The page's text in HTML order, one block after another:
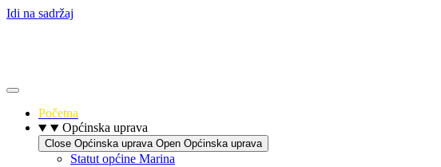
Idi na sadržaj
Početna
Općinska uprava
Close Općinska uprava Open Općinska uprava
Statut općine Marina